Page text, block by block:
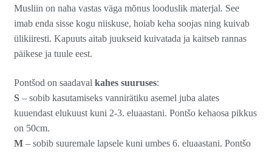
Musliin on naha vastas väga mõnus looduslik materjal. See
imab enda sisse kogu niiskuse, hoiab keha soojas ning kuivab
ülikiiresti. Kapuuts aitab juukseid kuivatada ja kaitseb rannas
päikese ja tuule eest.
Pontšod on saadaval kahes suuruses:
S– sobib kasutamiseks vannirätiku asemel juba alates
kuuendast elukuust kuni 2-3. eluaastani. Pontšo kehaosa pikkus
on 50cm.
M– sobib suuremale lapsele kuni umbes 6. eluaastani. Pontšo